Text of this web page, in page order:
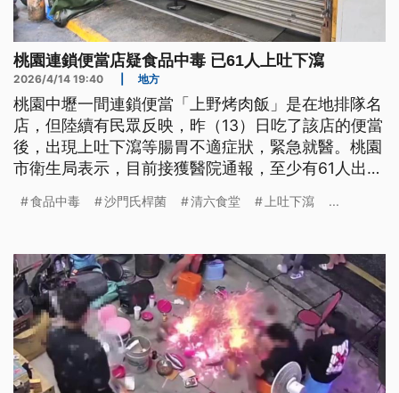
桃園連鎖便當店疑食品中毒 已61人上吐下瀉
2026/4/14 19:40 地方
桃園中壢一間連鎖便當「上野烤肉飯」是在地排隊名
店，但陸續有民眾反映，昨（13）日吃了該店的便當
後，出現上吐下瀉等腸胃不適症狀，緊急就醫。桃園
市衛生局表示，目前接獲醫院通報，至少有61人出現
險擴大，已依法勒令該業者暫停營業。
食品中毒 沙門氏桿菌 清六食堂 上吐下瀉 ...